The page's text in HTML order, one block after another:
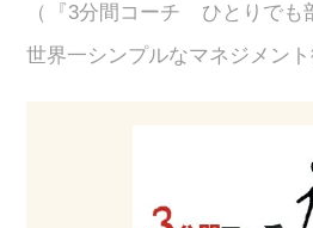
（『3分間コーチ ひとりでも
世界一シンプルなマネジメント